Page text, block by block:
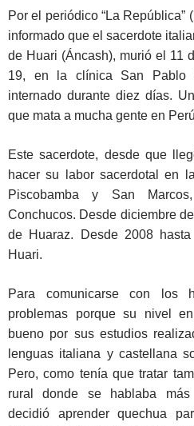
Por el periódico “La
informado que el sacerdote
de Huari (Áncash), murió el 11
19, en la clínica San Pablo
internado durante diez días.
que mata a mucha gente en
Este sacerdote, desde que
hacer su labor sacerdotal en
Piscobamba y San
Conchucos. Desde diciembre
de Huaraz. Desde 2008
Huari.
Para comunicarse con los
problemas porque su nivel
bueno por sus estudios
lenguas italiana y castellana
Pero, como tenía que tratar
rural donde se hablaba
decidió aprender quechua